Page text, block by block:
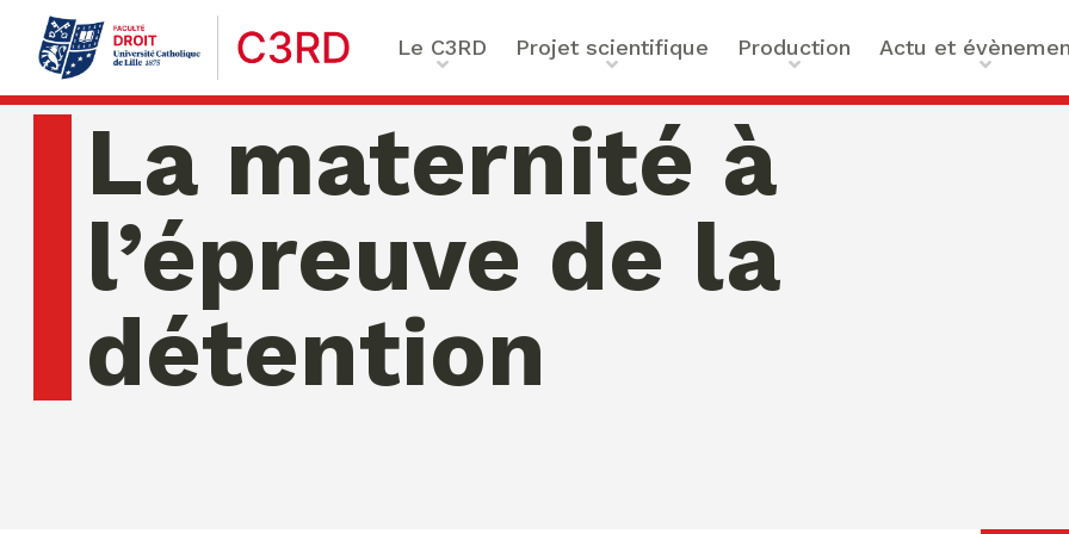
Le C3RD
Qui sommes-nous ?
Nos chercheurs
Chaire Enfance & familles
Chaire Droit & éthique de la santé
numérique
Projet scientifique
Le projet scientifique
Vulnérabilités
Sécurité : Approches Critiques et
Ethique des Organisations
Production
Ouvrages
Articles et contributions
Actu et
Actualités
La maternité à
l’épreuve de la
détention